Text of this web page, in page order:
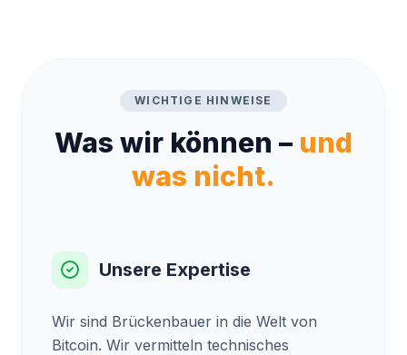
WICHTIGE HINWEISE
Was wir können – und
was nicht.
Unsere Expertise
Wir sind Brückenbauer in die Welt von
Bitcoin. Wir vermitteln technisches